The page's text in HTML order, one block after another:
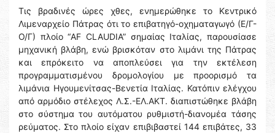
Τις βραδινές ώρες χθες, ενημερώθηκε το Κεντρικό
Λιμεναρχείο Πάτρας ότι το επιβατηγό-οχηματαγωγό (Ε/Γ-
Ο/Γ) πλοίο “AF CLAUDIA” σημαίας Ιταλίας, παρουσίασε
μηχανική βλάβη, ενώ βρισκόταν στο λιμάνι της Πάτρας
και επρόκειτο να αποπλεύσει για την εκτέλεση
προγραμματισμένου δρομολογίου με προορισμό τα
λιμάνια Ηγουμενίτσας-Βενετία Ιταλίας. Κατόπιν ελέγχου
από αρμόδιο στέλεχος Λ.Σ.-ΕΛ.ΑΚΤ. διαπιστώθηκε βλάβη
στο σύστημα του αυτόματου ρυθμιστή-διανομέα τάσης
ρεύματος. Στο πλοίο είχαν επιβιβαστεί 144 επιβάτες, 33